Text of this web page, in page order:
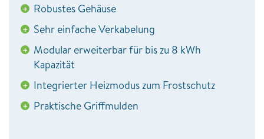
+ Robustes Gehäuse
+ Sehr einfache Verkabelung
+ Modular erweiterbar für bis zu 8 kWh
Kapazität
+ Integrierter Heizmodus zum Frostschutz
+ Praktische Griffmulden